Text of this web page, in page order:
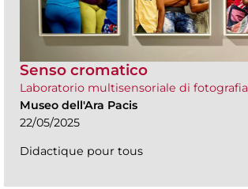
Senso cromatico
Laboratorio multisensoriale di fotografia
Museo dell'Ara Pacis
22/05/2025
Didactique pour tous